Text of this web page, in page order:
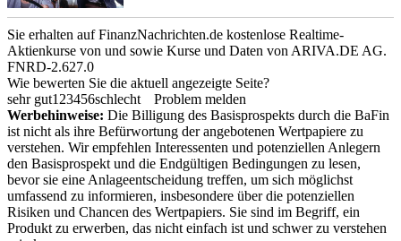
Sie erhalten auf FinanzNachrichten.de kostenlose Realtime-
Aktienkurse von und sowie Kurse und Daten von ARIVA.DE AG.
FNRD-2.627.0
Wie bewerten Sie die aktuell angezeigte Seite?
sehr gut1 23456schlecht
Problem melden
Werbehinweise: Die Billigung des Basisprospekts durch die BaFin
ist nicht als ihre Befürwortung der angebotenen Wertpapiere zu
verstehen. Wir empfehlen Interessenten und potenziellen Anlegern
den Basisprospekt und die Endgültigen Bedingungen zu lesen,
bevor sie eine Anlageentscheidung treffen, um sich möglichst
umfassend zu informieren, insbesondere über die potenziellen
Risiken und Chancen des Wertpapiers. Sie sind im Begriff, ein
Produkt zu erwerben, das nicht einfach ist und schwer zu verstehen